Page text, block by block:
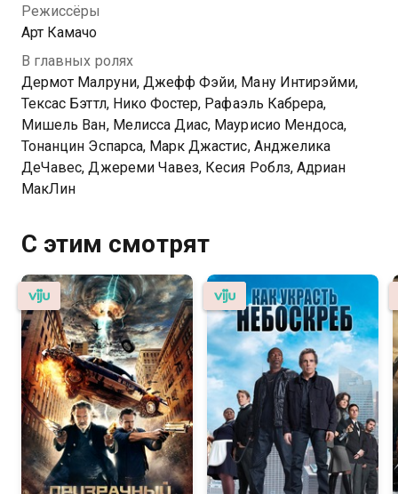
Режиссёры
Арт Камачо
В главных ролях
Дермот Малруни, Джефф Фэйи, Ману Интирэйми,
Тексас Бэттл, Нико Фостер, Рафаэль Кабрера,
Мишель Ван, Мелисса Диас, Маурисио Мендоса,
Тонанцин Эспарса, Марк Джастис, Анджелика
ДеЧавес, Джереми Чавез, Кесия Роблз, Адриан
МакЛин
С этим смотрят